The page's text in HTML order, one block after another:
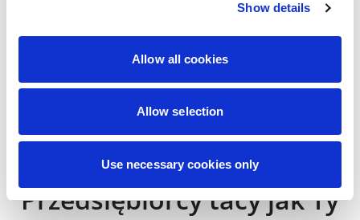
Show details
Allow all cookies
Allow selection
Use necessary cookies only
Mistrz wykończeń
9,00zł
7,65zł
cena z 30 dni:
Przedsiębiorcy tacy jak Ty